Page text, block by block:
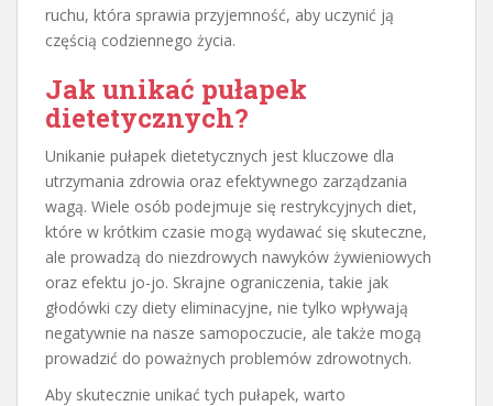
ruchu, która sprawia przyjemność, aby uczynić ją
częścią codziennego życia.
Jak unikać pułapek
dietetycznych?
Unikanie pułapek dietetycznych jest kluczowe dla
utrzymania zdrowia oraz efektywnego zarządzania
wagą. Wiele osób podejmuje się restrykcyjnych diet,
które w krótkim czasie mogą wydawać się skuteczne,
ale prowadzą do niezdrowych nawyków żywieniowych
oraz efektu jo-jo. Skrajne ograniczenia, takie jak
głodówki czy diety eliminacyjne, nie tylko wpływają
negatywnie na nasze samopoczucie, ale także mogą
prowadzić do poważnych problemów zdrowotnych.
Aby skutecznie unikać tych pułapek, warto